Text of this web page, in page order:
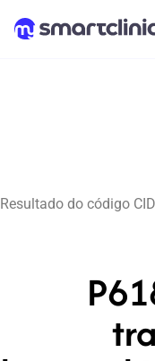
Resultado do código CID